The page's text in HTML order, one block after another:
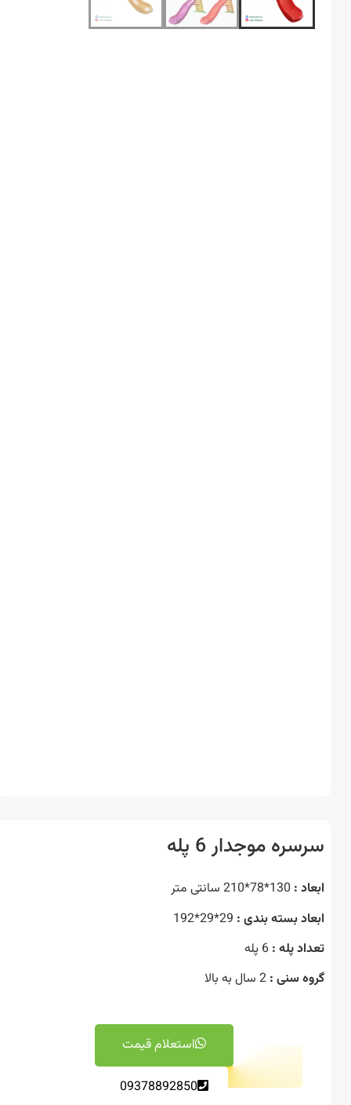
موجدار 6 پله
بسته بندی :29*29*192
پله :6 پله
سنی :2 سال به بالا
استعلام قیمت
09378892850